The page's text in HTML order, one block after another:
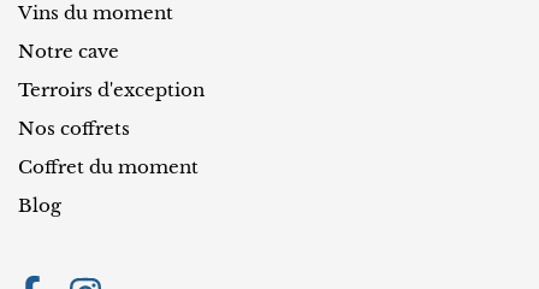
g
i
o
n
Vins du moment
Notre cave
Terroirs d'exception
Nos coffrets
Coffret du moment
Blog